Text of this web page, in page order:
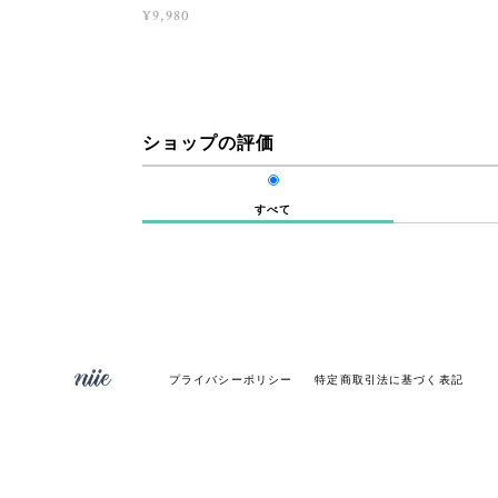
¥9,980
ショップの評価
すべて
プライバシーポリシー 特定商取引法に基づく表記